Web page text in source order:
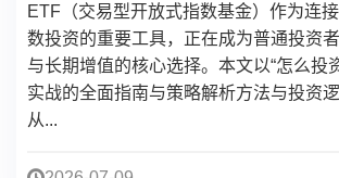
ETF（交易型开放式指数基金）作为连
数投资的重要工具，正在成为普通投资
与长期增值的核心选择。本文以“怎么投
实战的全面指南与策略解析方法与投资逻
从...